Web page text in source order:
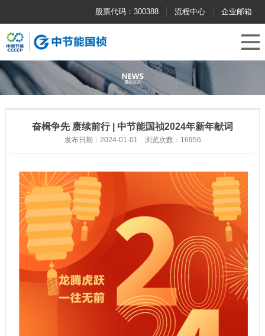
企业邮箱
流程中心
股票代码：300388
奋楫争先 赓续前行 | 中节能国祯2024年新年献词
发布日期：2024-01-01 浏览次数：16956